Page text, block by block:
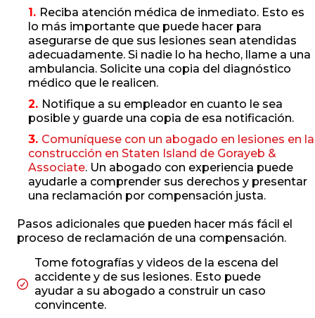
Reciba atención médica de inmediato. Esto es
lo más importante que puede hacer para
asegurarse de que sus lesiones sean atendidas
adecuadamente. Si nadie lo ha hecho, llame a una
ambulancia. Solicite una copia del diagnóstico
médico que le realicen.
Notifique a su empleador en cuanto le sea
posible y guarde una copia de esa notificación.
Comuníquese con un abogado en lesiones en la
construcción en Staten Island de Gorayeb &
Associate. Un abogado con experiencia puede
ayudarle a comprender sus derechos y presentar
una reclamación por compensación justa.
Pasos adicionales que pueden hacer más fácil el
proceso de reclamación de una compensación.
Tome fotografías y videos de la escena del
accidente y de sus lesiones. Esto puede
ayudar a su abogado a construir un caso
convincente.